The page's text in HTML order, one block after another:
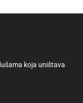
koja uništava